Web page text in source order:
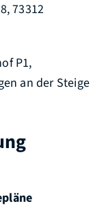
73312
P1,
an der Steige